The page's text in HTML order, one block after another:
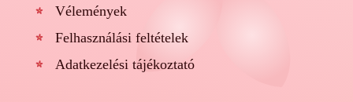
Vélemények
Felhasználási feltételek
Adatkezelési tájékoztató